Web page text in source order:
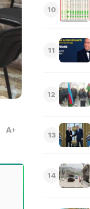
A
10
11
12
13
14